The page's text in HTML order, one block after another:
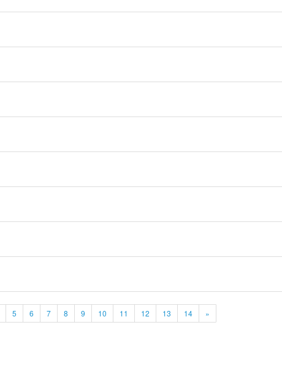
5 6 7 8 9 10 11 12 13 14 »